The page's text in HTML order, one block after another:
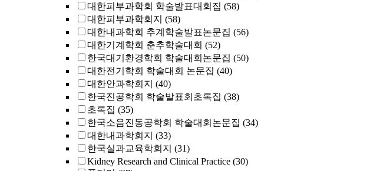
대한피부과학회 학술발표대회집 (58)
대한피부과학회지 (58)
대한내과학회 추계학술발표논문집 (56)
대한기계학회 춘추학술대회 (52)
한국대기환경학회 학술대회논문집 (50)
대한전기학회 학술대회 논문집 (40)
대한안과학회지 (40)
한국진공학회 학술발표회초록집 (38)
초록집 (35)
한국소음진동공학회 학술대회논문집 (34)
대한내과학회지 (33)
한국실과교육학회지 (31)
Kidney Research and Clinical Practice (30)